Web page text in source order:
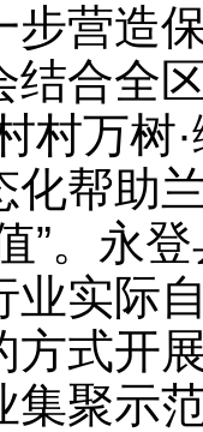
步营造
结合全
村万树
化帮助
”。永
业实际
方式开
集聚示